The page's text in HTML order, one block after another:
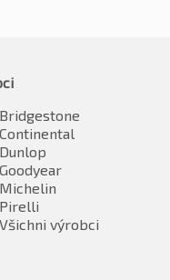
Bridgestone
Continental
Dunlop
Goodyear
Michelin
Pirelli
Všichni výrobci